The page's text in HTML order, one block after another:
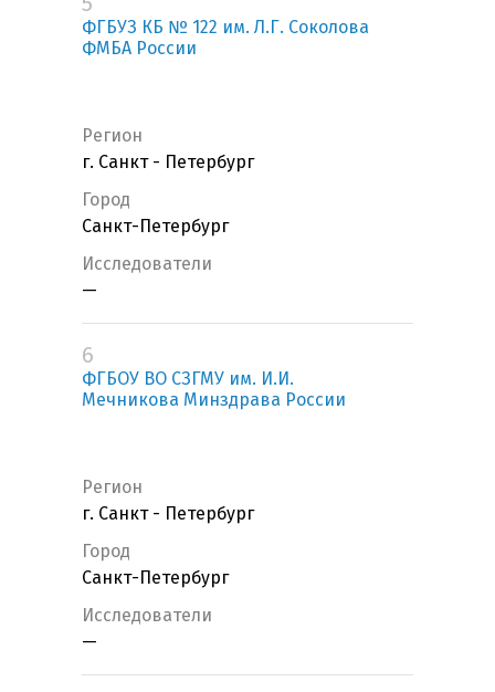
ФГБУЗ КБ № 122 им. Л.Г. Соколова
ФМБА России
Регион
г. Санкт - Петербург
Город
Санкт-Петербург
Исследователи
—
6
ФГБОУ ВО СЗГМУ им. И.И.
Мечникова Минздрава России
Регион
г. Санкт - Петербург
Город
Санкт-Петербург
Исследователи
—